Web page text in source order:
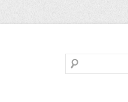
Recherche